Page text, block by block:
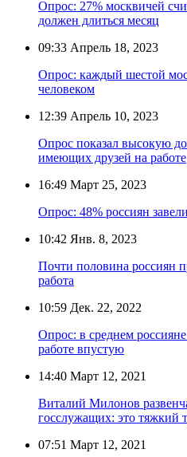
Опрос: 27% москвичей
должен длиться месяц
09:33 Апрель 18, 2023
Опрос: каждый шестой
человеком
12:39 Апрель 10, 2023
Опрос показал высокую
имеющих друзей на работе
16:49 Март 25, 2023
Опрос: 48% россиян
10:42 Янв. 8, 2023
Почти половина россиян
работа
10:59 Дек. 22, 2022
Опрос: в среднем
работе впустую
14:40 Март 12, 2021
Виталий Милонов
госслужащих: это тяжкий
07:51 Март 12, 2021